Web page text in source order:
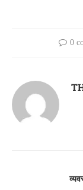
0